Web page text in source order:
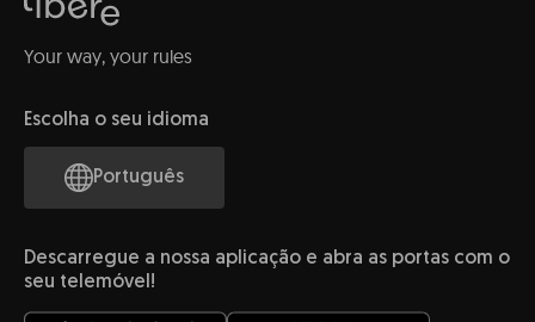
Your way, your rules
Escolha o seu idioma
Português
Descarregue a nossa aplicação e abra as portas com o
seu telemóvel!